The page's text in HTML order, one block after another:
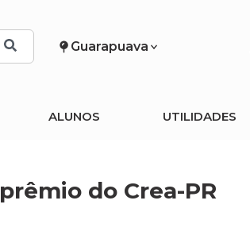
Guarapuava
ALUNOS UTILIDADES
do Crea-PR